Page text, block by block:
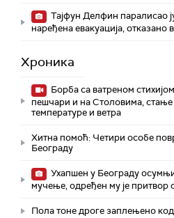
Тајфун Делфин паралисао
наређена евакуација, отказано
Хроника
Борба са ватреном
пешчари и на Столовима, стање
температуре и ветра
Хитна помоћ: Четири особе
Београду
Ухапшен у Београду
мучење, одређен му је притвор
Пола тоне дроге заплењено